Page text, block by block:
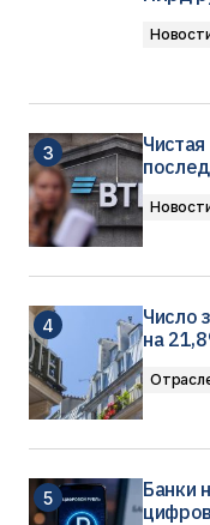
Число
на
Банки